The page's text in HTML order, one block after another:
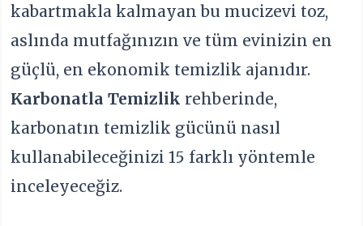
kabartmakla kalmayan bu mucizevi toz,
aslında mutfağınızın ve tüm evinizin en
güçlü, en ekonomik temizlik ajanıdır.
Karbonatla Temizlik rehberinde,
karbonatın temizlik gücünü nasıl
kullanabileceğinizi 15 farklı yöntemle
inceleyeceğiz.